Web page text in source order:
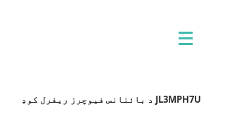
د بائنانس فیوچرز ریفرل کوډ JL3MPH7U